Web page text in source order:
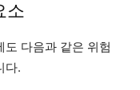
소
다음과 같은 위험
다.